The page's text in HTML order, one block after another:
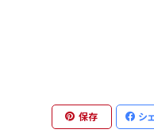
保存 シ